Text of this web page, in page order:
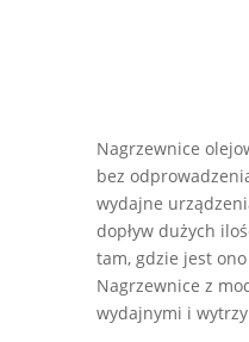
Nagrzewnice
bez
wydajne
dopływ dużych
tam, gdzie jest
Nagrzewnice z
wydajnymi i